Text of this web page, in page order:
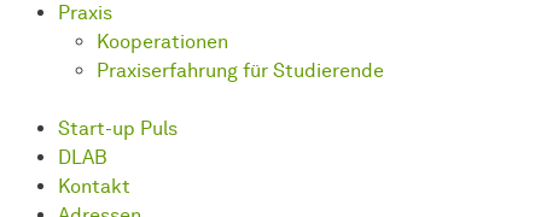
Praxis
Kooperationen
Praxiserfahrung für Studierende
Start-up Puls
DLAB
Kontakt